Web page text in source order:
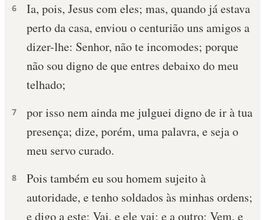
6
Ia, pois, Jesus com eles; mas, quando já estava
perto da casa, enviou o centurião uns amigos a
dizer-lhe: Senhor, não te incomodes; porque
não sou digno de que entres debaixo do meu
telhado;
7
por isso nem ainda me julguei digno de ir à tua
presença; dize, porém, uma palavra, e seja o
meu servo curado.
8
Pois também eu sou homem sujeito à
autoridade, e tenho soldados às minhas ordens;
e digo a este: Vai, e ele vai; e a outro: Vem, e